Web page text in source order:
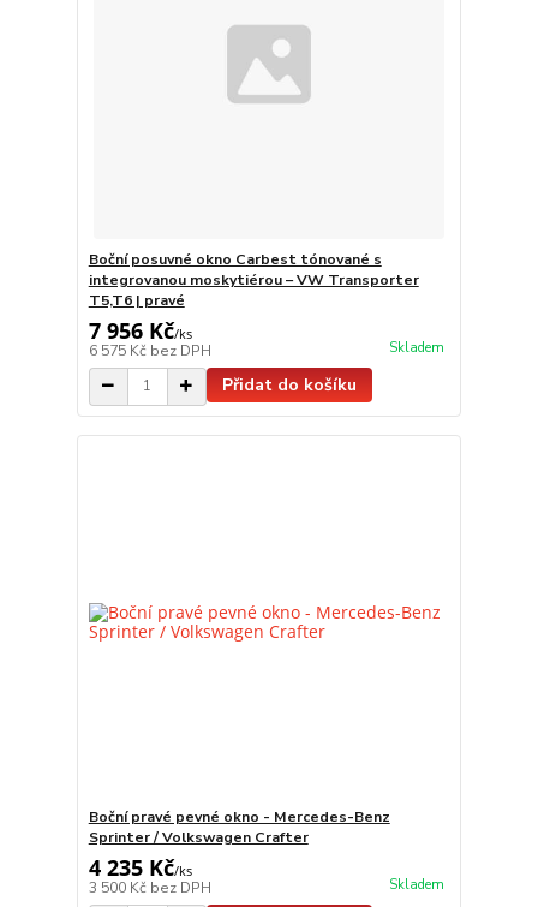
Boční posuvné okno Carbest tónované s
integrovanou moskytiérou – VW Transporter
T5,T6 | pravé
7 956 Kč/ks
6 575 Kč bez DPH Skladem
Přidat do košíku
Boční pravé pevné okno - Mercedes-Benz
Sprinter / Volkswagen Crafter
4 235 Kč/ks
3 500 Kč bez DPH Skladem